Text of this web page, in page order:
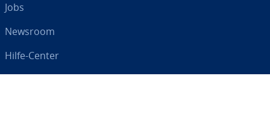
Jobs
Newsroom
Hilfe-Center